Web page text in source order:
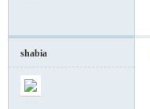
shabia